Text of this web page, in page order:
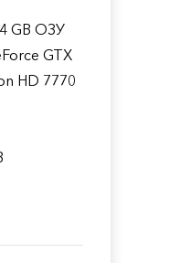
GB ОЗУ
GTX
HD 7770